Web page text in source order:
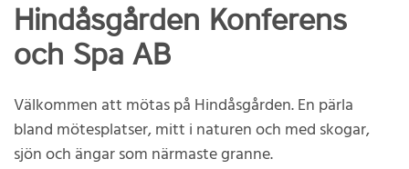
Hindåsgården Konferens
och Spa AB
Välkommen att mötas på Hindåsgården. En pärla
bland mötesplatser, mitt i naturen och med skogar,
sjön och ängar som närmaste granne.